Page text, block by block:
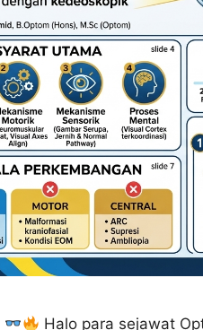
Halo para sejawat